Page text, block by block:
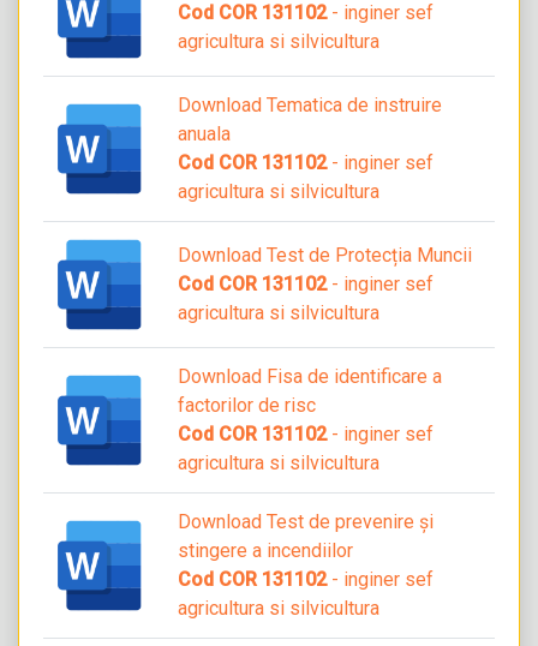
Cod COR 131102- inginer sef
agricultura si silvicultura
Download Tematica de instruire
anuala
Cod COR 131102- inginer sef
agricultura si silvicultura
Download Test de Protecția Muncii
Cod COR 131102- inginer sef
agricultura si silvicultura
Download Fisa de identificare a
factorilor de risc
Cod COR 131102- inginer sef
agricultura si silvicultura
Download Test de prevenire și
stingere a incendiilor
Cod COR 131102- inginer sef
agricultura si silvicultura